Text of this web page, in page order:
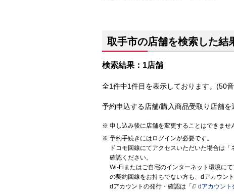
取手市の店舗を検索した結
検索結果：1店舗
全1件中1件目を表示しております。(50
予約申込する店舗/購入商品受取り店舗を
申し込み後に店舗を変更することはできませ
予約手続きにはログインが必要です。
ドコモ回線にてアクセスいただいた場合は
確認ください。
Wi-Fiまたはご自宅のインターネット環境に
の契約回線をお持ちでない方も、dアカウン
dアカウントの発行・確認は「
dアカウント